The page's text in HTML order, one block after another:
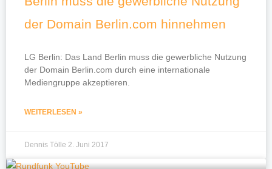
der Domain Berlin.com hinnehmen
LG Berlin: Das Land Berlin muss die gewerbliche Nutzung
der Domain Berlin.com durch eine internationale
Mediengruppe akzeptieren.
WEITERLESEN »
Dennis Tölle 2. Juni 2017